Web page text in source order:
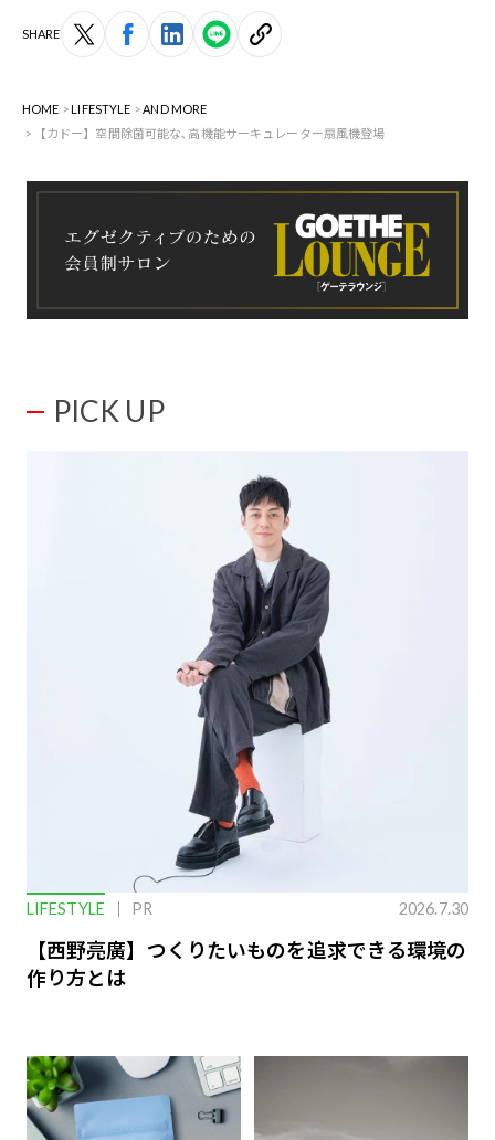
SHARE
HOME LIFESTYLE
AND MORE
【カドー】空間除菌可能な､高機能サーキュレーター扇風機登場
PICK UP
LIFESTYLE PR 2026.7.30
【西野亮廣】つくりたいものを追求できる環境の
作り方とは